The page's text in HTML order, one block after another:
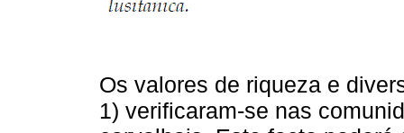
Os valores de riqueza e
1) verificaram-se nas